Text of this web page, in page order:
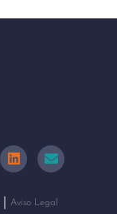
Aviso Legal